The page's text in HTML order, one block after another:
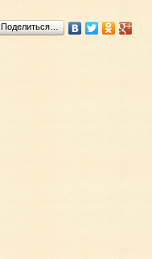
Поделиться…